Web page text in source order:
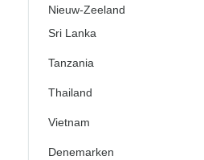
Nieuw-Zeeland
Sri Lanka
Tanzania
Thailand
Vietnam
Denemarken